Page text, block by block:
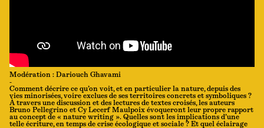
Modération : Dariouch Ghavami
-
Comment décrire ce qu’on voit, et en particulier la nature, depuis des
vies minorisées, voire exclues de ses territoires concrets et symboliques ?
À travers une discussion et des lectures de textes croisés, les auteurs
Bruno Pellegrino et Cy Lecerf Maulpoix évoqueront leur propre rapport
au concept de « nature writing ». Quelles sont les implications d’une
telle écriture, en temps de crise écologique et sociale ? Et quel éclairage